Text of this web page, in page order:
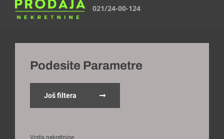
021/24-00-124
Podesite Parametre
Još filtera
Vrsta nekretnine